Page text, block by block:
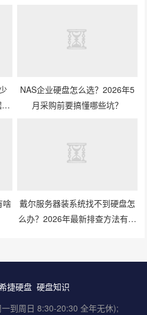
NAS企业硬盘怎么选？2026年5
月采购前要搞懂哪些坑？
啥
戴尔服务器装系统找不到硬盘怎
么办？2026年最新排查方法有哪
捷硬盘 硬盘知识
到周日 8:30-20:30 全年无休);